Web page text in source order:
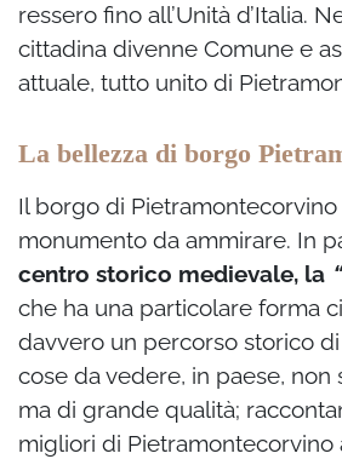
ressero fino all’Unità d’Italia.
cittadina divenne Comune e
attuale, tutto unito di
La bellezza di borgo
Il borgo di Pietramontecorvino
monumento da ammirare. In
centro storico medievale, la
che ha una particolare forma
davvero un percorso storico
cose da vedere, in paese, non
ma di grande qualità;
migliori di Pietramontecorvino